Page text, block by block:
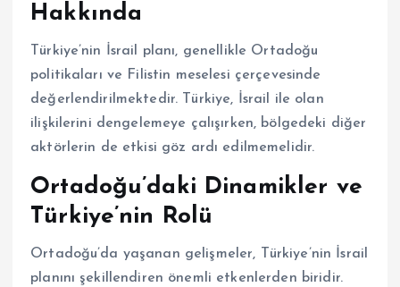
Hakkında
Türkiye’nin İsrail planı, genellikle Ortadoğu
politikaları ve Filistin meselesi çerçevesinde
değerlendirilmektedir. Türkiye, İsrail ile olan
ilişkilerini dengelemeye çalışırken, bölgedeki diğer
aktörlerin de etkisi göz ardı edilmemelidir.
Ortadoğu’daki Dinamikler ve
Türkiye’nin Rolü
Ortadoğu’da yaşanan gelişmeler, Türkiye’nin İsrail
planını şekillendiren önemli etkenlerden biridir.